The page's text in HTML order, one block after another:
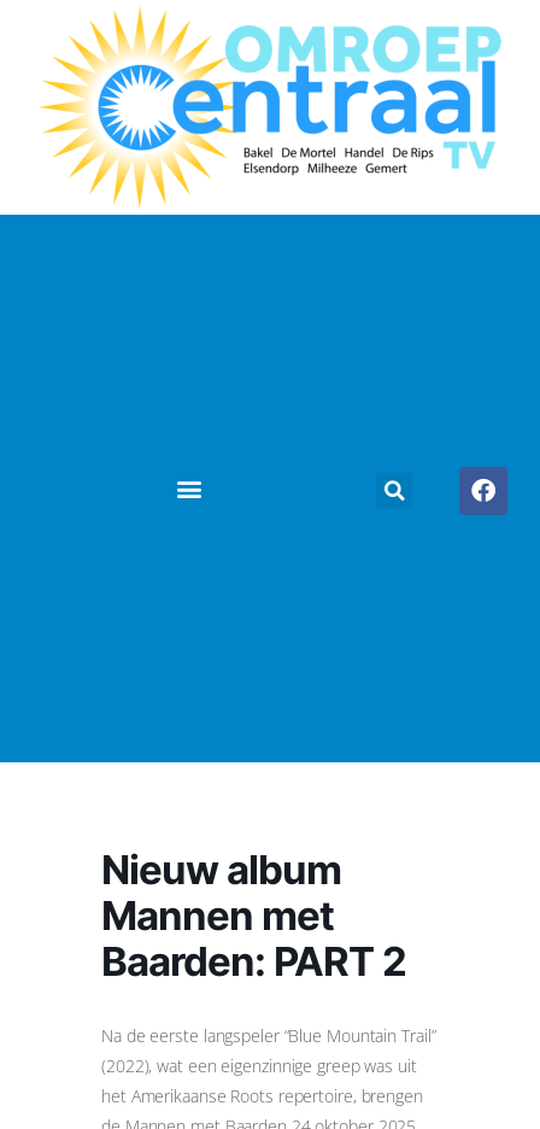
Nieuw album
Mannen met
Baarden: PART 2
Na de eerste langspeler “Blue Mountain Trail”
(2022), wat een eigenzinnige greep was uit
het Amerikaanse Roots repertoire, brengen